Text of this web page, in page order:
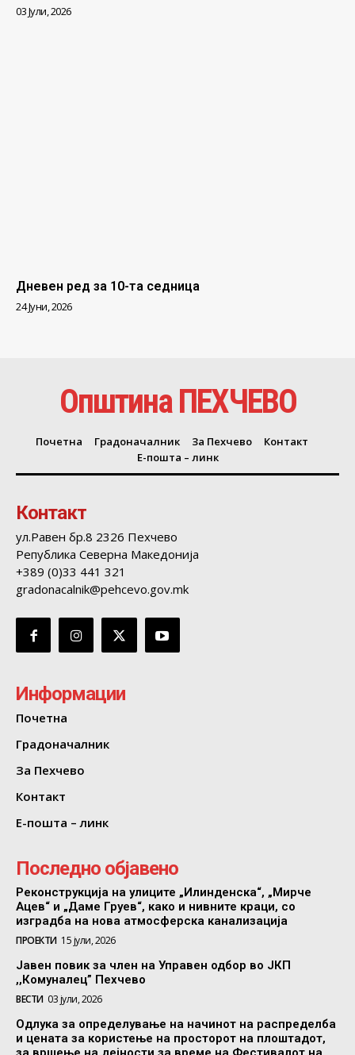
03 Јули, 2026
Дневен ред за 10-та седница
24 Јуни, 2026
Општина ПЕХЧЕВО
Почетна Градоначалник За Пехчево
Контакт
Е-пошта – линк
Контакт
ул.Равен бр.8 2326 Пехчево
Република Северна Македонија
+389 (0)33 441 321
gradonacalnik@pehcevo.gov.mk
Информации
Почетна
Градоначалник
За Пехчево
Контакт
Е-пошта – линк
Последно објавено
Реконструкција на улиците „Илинденска“, „Мирче
Ацев“ и „Даме Груев“, како и нивните краци, со
изградба на нова атмосферска канализација
ПРОЕКТИ 15 јули, 2026
Јавен повик за член на Управен одбор во ЈКП
,,Комуналец” Пехчево
ВЕСТИ 03 јули, 2026
Одлука за определување на начинот на распределба
и цената за користење на просторот на плоштадот,